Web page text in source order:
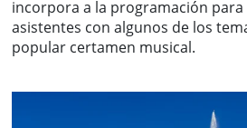
incorpora a la programación
asistentes con algunos de los
popular certamen musical.